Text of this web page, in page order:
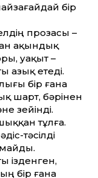
бір
прозасы –
ақындық
уақыт –
азық етеді.
бір ғана
шарт, бәрінен
зейінді.
тұлға.
тәсілді
ізденген,
бір ғана